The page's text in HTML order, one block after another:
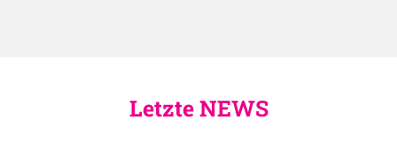
Letzte NEWS